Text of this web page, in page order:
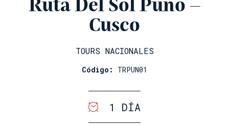
Cusco
TOURS NACIONALES
Código: TRPUN01
1 DÍA